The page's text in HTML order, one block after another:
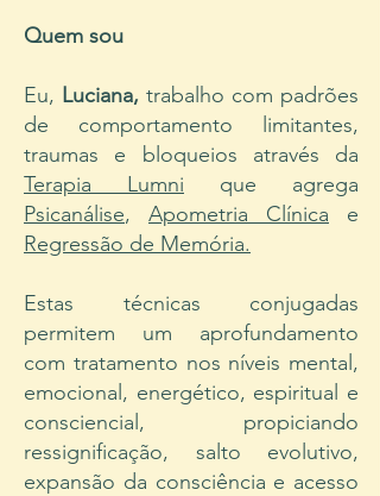
Quem sou
Eu, Luciana, trabalho com padrões
de comportamento limitantes,
traumas e bloqueios através da
Terapia Lumni que agrega
Psicanálise, Apometria Clínica e
Regressão de Memória.
Estas técnicas conjugadas
permitem um aprofundamento
com tratamento nos níveis mental,
emocional, energético, espiritual e
consciencial, propiciando
ressignificação, salto evolutivo,
expansão da consciência e acesso